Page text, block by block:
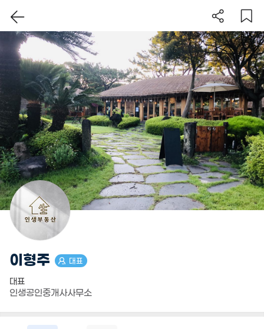
이형주 대표
대표
인생공인중개사사무소
이 지역 보기